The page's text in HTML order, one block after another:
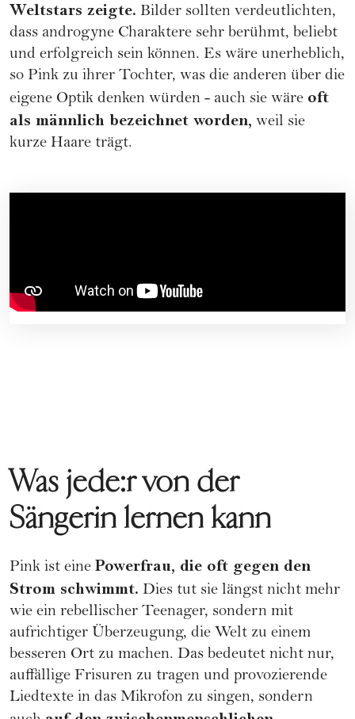
Weltstars zeigte. Bilder sollten verdeutlichten,
dass androgyne Charaktere sehr berühmt, beliebt
und erfolgreich sein können. Es wäre unerheblich,
so Pink zu ihrer Tochter, was die anderen über die
eigene Optik denken würden - auch sie wäre oft
als männlich bezeichnet worden, weil sie
kurze Haare trägt.
Was jede:r von der
Sängerin lernen kann
Pink ist eine Powerfrau, die oft gegen den
Strom schwimmt. Dies tut sie längst nicht mehr
wie ein rebellischer Teenager, sondern mit
aufrichtiger Überzeugung, die Welt zu einem
besseren Ort zu machen. Das bedeutet nicht nur,
auffällige Frisuren zu tragen und provozierende
Liedtexte in das Mikrofon zu singen, sondern